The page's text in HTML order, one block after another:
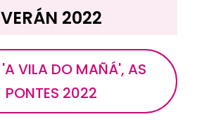
VERÁN 2022
VILA DO MAÑÁ', AS
PONTES 2022